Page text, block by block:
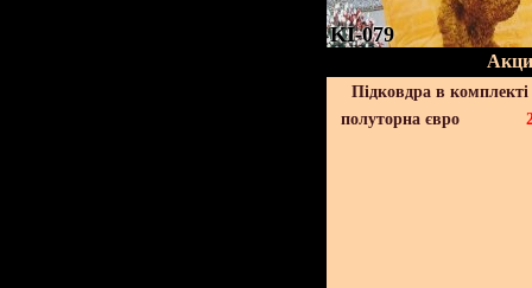
KI-079
Підковдра в
полуторна євро